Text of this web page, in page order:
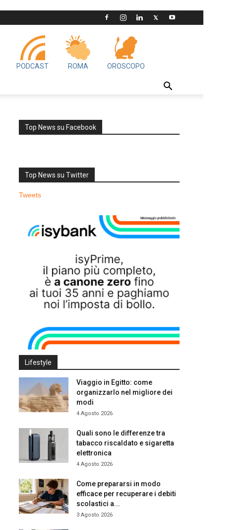
PODCAST ROMA OROSCOPO
Top News su Facebook
Top News su Twitter
Tweets
Lifestyle
Viaggio in Egitto: come
organizzarlo nel migliore dei
modi
4 Agosto 2026
Quali sono le differenze tra
tabacco riscaldato e sigaretta
elettronica
4 Agosto 2026
Come prepararsi in modo
efficace per recuperare i debiti
scolastici a...
3 Agosto 2026